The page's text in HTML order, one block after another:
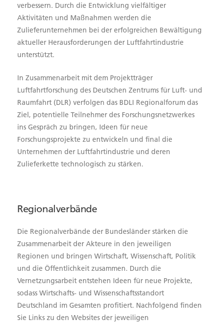
verbessern. Durch die Entwicklung vielfältiger
Aktivitäten und Maßnahmen werden die
Zulieferunternehmen bei der erfolgreichen Bewältigung
aktueller Herausforderungen der Luftfahrtindustrie
unterstützt.
In Zusammenarbeit mit dem Projektträger
Luftfahrtforschung des Deutschen Zentrums für Luft- und
Raumfahrt (DLR) verfolgen das BDLI Regionalforum das
Ziel, potentielle Teilnehmer des Forschungsnetzwerkes
ins Gespräch zu bringen, Ideen für neue
Forschungsprojekte zu entwickeln und final die
Unternehmen der Luftfahrtindustrie und deren
Zulieferkette technologisch zu stärken.
Regionalverbände
Die Regionalverbände der Bundesländer stärken die
Zusammenarbeit der Akteure in den jeweiligen
Regionen und bringen Wirtschaft, Wissenschaft, Politik
und die Öffentlichkeit zusammen. Durch die
Vernetzungsarbeit entstehen Ideen für neue Projekte,
sodass Wirtschafts- und Wissenschaftsstandort
Deutschland im Gesamten profitiert. Nachfolgend finden
Sie Links zu den Websites der jeweiligen